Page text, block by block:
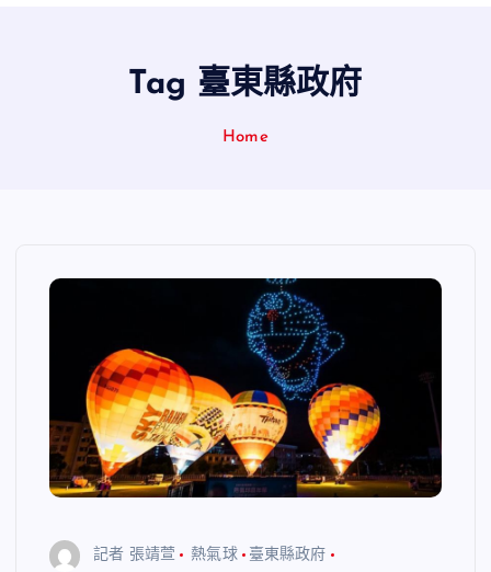
Tag 臺東縣政府
Home
記者 張靖萱 熱氣球
臺東縣政府